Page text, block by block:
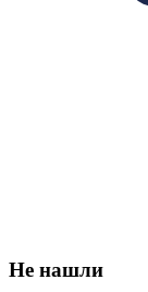
Не нашли